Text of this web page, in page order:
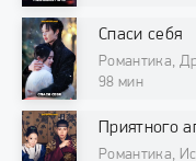
Спаси себя
Романтика,
98 мин
Приятного
Романтика,